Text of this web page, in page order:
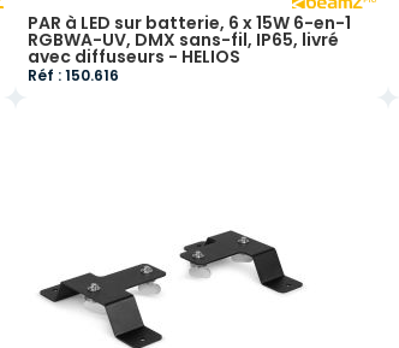
PAR à LED sur batterie, 6 x 15W 6-en-1
RGBWA-UV, DMX sans-fil, IP65, livré
avec diffuseurs - HELIOS
Réf : 150.616